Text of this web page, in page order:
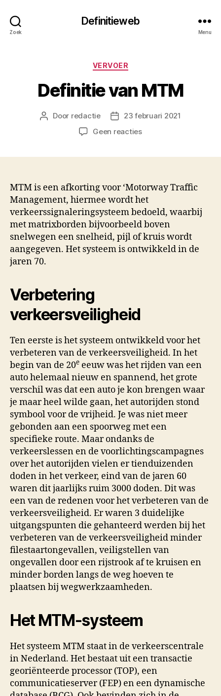
Zoek
Definitieweb
Menu
Categorieën
VERVOER
Definitie van MTM
Berichtauteur
Door redactie Berichtdatum
23 februari 2021
Geen reactiesop
MTM is een afkorting voor ‘Motorway Traffic
Management, hiermee wordt het
verkeerssignaleringsysteem bedoeld, waarbij
met matrixborden bijvoorbeeld boven
snelwegen een snelheid, pijl of kruis wordt
aangegeven. Het systeem is ontwikkeld in de
jaren 70.
Verbetering
verkeersveiligheid
Ten eerste is het systeem ontwikkeld voor het
verbeteren van de verkeersveiligheid. In het
begin van de 20e eeuw was het rijden van een
auto helemaal nieuw en spannend, het grote
verschil was dat een auto je kon brengen waar
je maar heel wilde gaan, het autorijden stond
symbool voor de vrijheid. Je was niet meer
gebonden aan een spoorweg met een
specifieke route. Maar ondanks de
verkeerslessen en de voorlichtingscampagnes
over het autorijden vielen er tienduizenden
doden in het verkeer, eind van de jaren 60
waren dit jaarlijks ruim 3000 doden. Dit was
een van de redenen voor het verbeteren van de
verkeersveiligheid. Er waren 3 duidelijke
uitgangspunten die gehanteerd werden bij het
verbeteren van de verkeersveiligheid minder
filestaartongevallen, veiligstellen van
ongevallen door een rijstrook af te kruisen en
minder borden langs de weg hoeven te
plaatsen bij wegwerkzaamheden.
Het MTM-systeem
Het systeem MTM staat in de verkeerscentrale
in Nederland. Het bestaat uit een transactie
georiënteerde processor (TOP), een
communicatieserver (FEP) en een dynamische